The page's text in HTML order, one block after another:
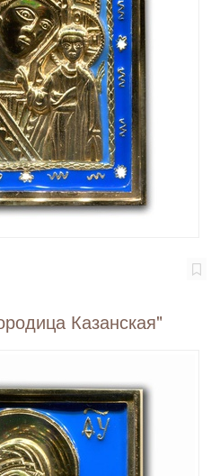
Казанская"